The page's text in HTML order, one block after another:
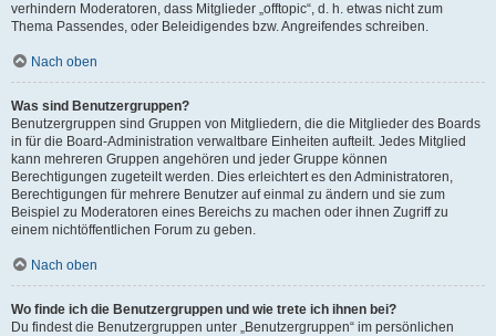
verhindern Moderatoren, dass Mitglieder „offtopic“, d. h. etwas nicht zum
Thema Passendes, oder Beleidigendes bzw. Angreifendes schreiben.
Nach oben
Was sind Benutzergruppen?
Benutzergruppen sind Gruppen von Mitgliedern, die die Mitglieder des Boards
in für die Board-Administration verwaltbare Einheiten aufteilt. Jedes Mitglied
kann mehreren Gruppen angehören und jeder Gruppe können
Berechtigungen zugeteilt werden. Dies erleichtert es den Administratoren,
Berechtigungen für mehrere Benutzer auf einmal zu ändern und sie zum
Beispiel zu Moderatoren eines Bereichs zu machen oder ihnen Zugriff zu
einem nichtöffentlichen Forum zu geben.
Nach oben
Wo finde ich die Benutzergruppen und wie trete ich ihnen bei?
Du findest die Benutzergruppen unter „Benutzergruppen“ im persönlichen